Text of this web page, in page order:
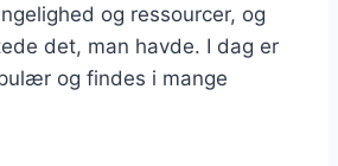
og ressourcer, og
det, man havde. I dag er
og findes i mange